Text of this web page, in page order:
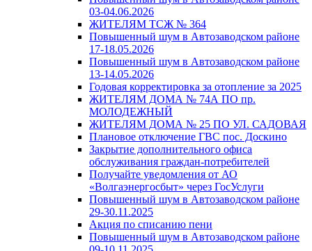
03-04.06.2026
ЖИТЕЛЯМ ТСЖ № 364
Повышенный шум в Автозаводском районе
17-18.05.2026
Повышенный шум в Автозаводском районе
13-14.05.2026
Годовая корректировка за отопление за 2025
ЖИТЕЛЯМ ДОМА № 74А ПО пр.
МОЛОДЕЖНЫЙ
ЖИТЕЛЯМ ДОМА № 25 ПО УЛ. САДОВАЯ
Плановое отключение ГВС пос. Доскино
Закрытие дополнительного офиса
обслуживания граждан-потребителей
Получайте уведомления от АО
«Волгаэнергосбыт» через ГосУслуги
Повышенный шум в Автозаводском районе
29-30.11.2025
Акция по списанию пени
Повышенный шум в Автозаводском районе